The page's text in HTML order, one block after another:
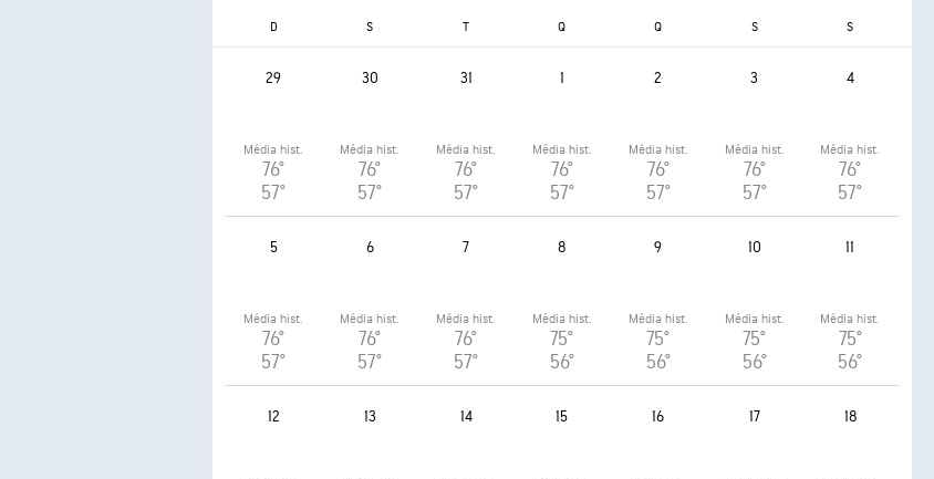
D S T Q Q S S
29
Média hist.
76°
57°
30
Média hist.
76°
57°
31
Média hist.
76°
57°
1
Média hist.
76°
57°
2
Média hist.
76°
57°
3
Média hist.
76°
57°
4
Média hist.
76°
57°
5
Média hist.
76°
57°
6
Média hist.
76°
57°
7
Média hist.
76°
57°
8
Média hist.
75°
56°
9
Média hist.
75°
56°
10
Média hist.
75°
56°
11
Média hist.
75°
56°
12 13 14 15 16 17 18